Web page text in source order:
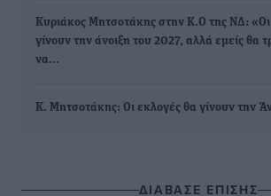
Κυριάκος Μητσοτάκης στην Κ.Ο της ΝΔ: «Οι
γίνουν την άνοιξη του 2027, αλλά εμείς θα
να…
Κ. Μητσοτάκης: Οι εκλογές θα γίνουν την
ΔΙΑΒΑΣΕ ΕΠΙΣΗΣ